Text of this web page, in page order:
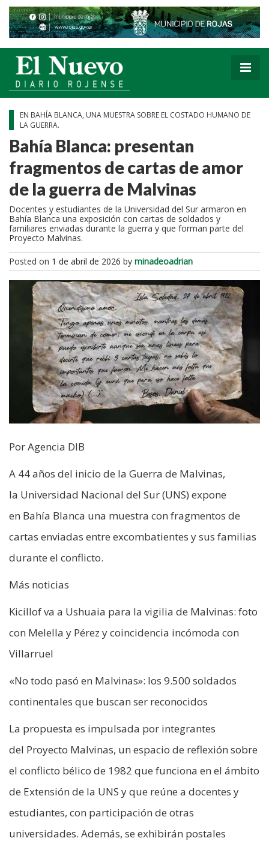
EN BAHÍA BLANCA, UNA MUESTRA SOBRE EL COSTADO HUMANO DE
LA GUERRA.
Bahía Blanca: presentan
fragmentos de cartas de amor
de la guerra de Malvinas
Docentes y estudiantes de la Universidad del Sur armaron en
Bahía Blanca una exposición con cartas de soldados y
familiares enviadas durante la guerra y que forman parte del
Proyecto Malvinas.
Posted on 1 de abril de 2026 by minadeoadrian
Por Agencia DIB
A 44 años del inicio de la Guerra de Malvinas,
la Universidad Nacional del Sur (UNS) expone
en Bahía Blanca una muestra con fragmentos de
cartas enviadas entre excombatientes y sus familias
durante el conflicto.
Más noticias
Kicillof va a Ushuaia para la vigilia de Malvinas: foto
con Melella y Pérez y coincidencia incómoda con
Villarruel
«No todo pasó en Malvinas»: los 9.500 soldados
continentales que buscan ser reconocidos
La propuesta es impulsada por integrantes
del Proyecto Malvinas, un espacio de reflexión sobre
el conflicto bélico de 1982 que funciona en el ámbito
de Extensión de la UNS y que reúne a docentes y
estudiantes, con participación de otras
universidades. Además, se exhibirán postales